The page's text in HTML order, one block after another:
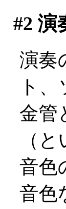
#2 演
演奏
ト
金管
（
音色
音色